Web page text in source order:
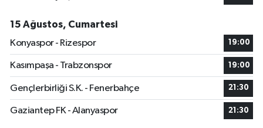
15 Ağustos, Cumartesi
Konyaspor - Rizespor
19:00
Kasımpaşa - Trabzonspor 19:00
Gençlerbirliği S.K. - Fenerbahçe 21:30
Gaziantep FK - Alanyaspor 21:30